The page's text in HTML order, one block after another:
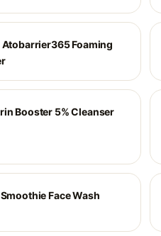
Foaming
Booster 5% Cleanser
Face Wash